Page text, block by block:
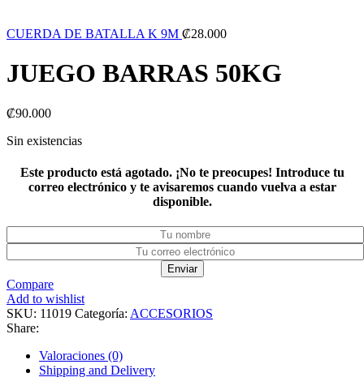
CUERDA DE BATALLA K 9M ₡28.000
JUEGO BARRAS 50KG
₡90.000
Sin existencias
Este producto está agotado. ¡No te preocupes! Introduce tu
correo electrónico y te avisaremos cuando vuelva a estar
disponible.
Enviar
Compare
Add to wishlist
SKU: 11019 Categoría: ACCESORIOS
Share:
Valoraciones (0)
Shipping and Delivery